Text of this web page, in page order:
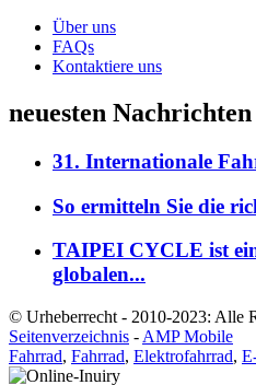
Über uns
FAQs
Kontaktiere uns
neuesten Nachrichten
31. Internationale
So ermitteln Sie die
TAIPEI CYCLE ist
globalen...
© Urheberrecht - 2010-2023: Alle
Seitenverzeichnis - AMP Mobile
Fahrrad, Fahrrad, Elektrofahrrad,